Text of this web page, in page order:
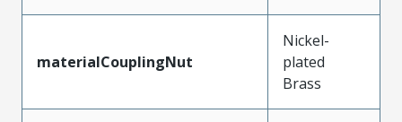
materialCouplingNut
Nickel-
plated
Brass